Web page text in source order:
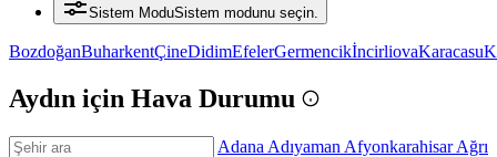
Sistem ModuSistem modunu seçin.
BozdoğanBuharkentÇineDidimEfelerGermencikİncirliovaKaracasu
Aydın için Hava Durumu
Adana Adıyaman AfyonkarahisarAğrı